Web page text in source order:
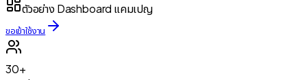
ตัวอย่าง Dashboard แคมเปญ
ขอเข้าใช้งาน
30+